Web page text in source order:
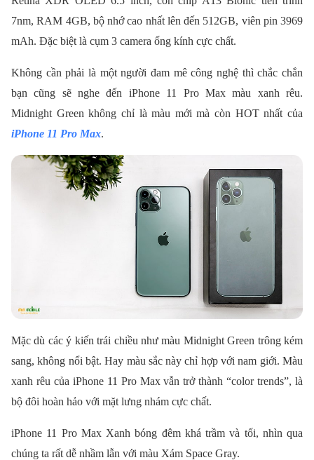
7nm, RAM 4GB, bộ nhớ cao nhất lên đến 512GB, viên pin 3969
mAh. Đặc biệt là cụm 3 camera ống kính cực chất.
Không cần phải là một người đam mê công nghệ thì chắc chắn
bạn cũng sẽ nghe đến iPhone 11 Pro Max màu xanh rêu.
Midnight Green không chỉ là màu mới mà còn HOT nhất của
iPhone 11 Pro Max.
Mặc dù các ý kiến trái chiều như màu Midnight Green trông kém
sang, không nổi bật. Hay màu sắc này chỉ hợp với nam giới. Màu
xanh rêu của iPhone 11 Pro Max vẫn trở thành “color trends”, là
bộ đôi hoàn hảo với mặt lưng nhám cực chất.
iPhone 11 Pro Max Xanh bóng đêm khá trầm và tối, nhìn qua
chúng ta rất dễ nhầm lẫn với màu Xám Space Gray.